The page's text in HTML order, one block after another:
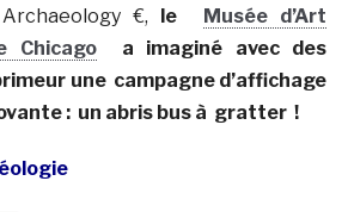
€,
le
Musée d’Art
Chicagoa imaginé avec des
une campagne d’affichage
: un abris bus à gratter !